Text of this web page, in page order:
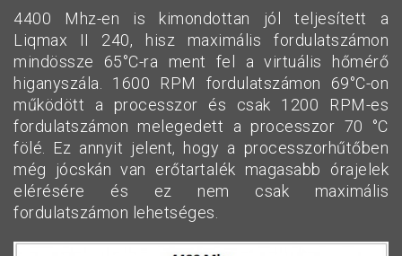
4400 Mhz-en is kimondottan jól teljesített a
Liqmax II 240, hisz maximális fordulatszámon
mindössze 65°C-ra ment fel a virtuális hőmérő
higanyszála. 1600 RPM fordulatszámon 69°C-on
működött a processzor és csak 1200 RPM-es
fordulatszámon melegedett a processzor 70 °C
fölé. Ez annyit jelent, hogy a processzorhűtőben
még jócskán van erőtartalék magasabb órajelek
elérésére és ez nem csak maximális
fordulatszámon lehetséges.